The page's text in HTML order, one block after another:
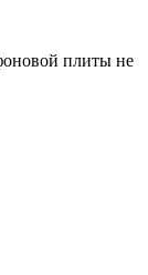
плиты не